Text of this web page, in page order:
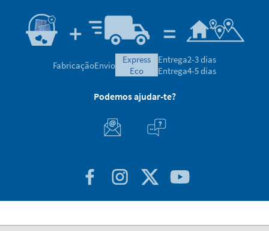
FabricaçãoEnvio
express
eco
Entrega2-3 dias
Entrega4-5 dias
Podemos ajudar-te?